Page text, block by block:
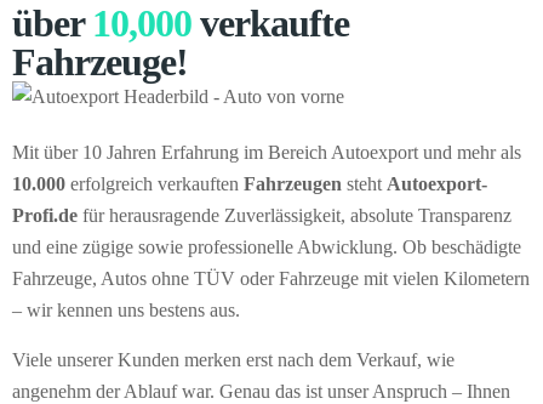
über10,000verkaufte
Fahrzeuge!
Mit über 10 Jahren Erfahrung im Bereich Autoexport und mehr als
10.000 erfolgreich verkauften Fahrzeugen steht Autoexport-
Profi.de für herausragende Zuverlässigkeit, absolute Transparenz
und eine zügige sowie professionelle Abwicklung. Ob beschädigte
Fahrzeuge, Autos ohne TÜV oder Fahrzeuge mit vielen Kilometern
– wir kennen uns bestens aus.
Viele unserer Kunden merken erst nach dem Verkauf, wie
angenehm der Ablauf war. Genau das ist unser Anspruch – Ihnen